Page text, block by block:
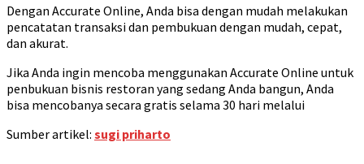
Dengan Accurate Online, Anda bisa dengan mudah melakukan
pencatatan transaksi dan pembukuan dengan mudah, cepat,
dan akurat.
Jika Anda ingin mencoba menggunakan Accurate Online untuk
penbukuan bisnis restoran yang sedang Anda bangun, Anda
bisa mencobanya secara gratis selama 30 hari melalui
Sumber artikel: sugi priharto